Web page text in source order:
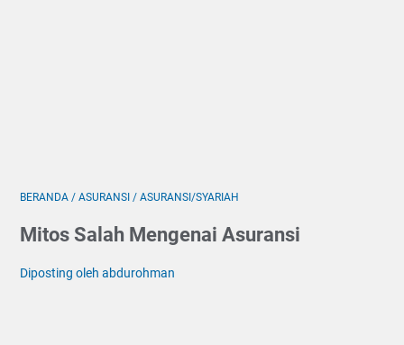
BERANDA / ASURANSI / ASURANSI/SYARIAH
Mitos Salah Mengenai Asuransi
Diposting oleh abdurohman